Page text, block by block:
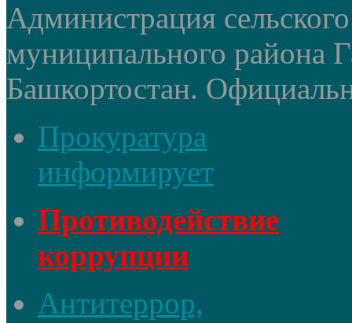
Администрация
муниципального района
Башкортостан.
Прокуратура
информирует
Противодействие
коррупции
Антитеррор,